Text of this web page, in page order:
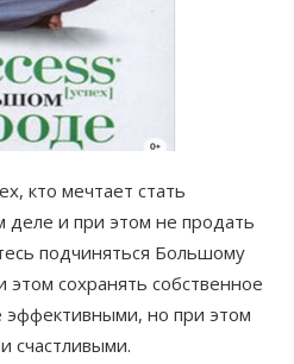
кто мечтает стать
и при этом не продать
подчиняться Большому
этом сохранять собственное
эффективными, но при этом
счастливыми.